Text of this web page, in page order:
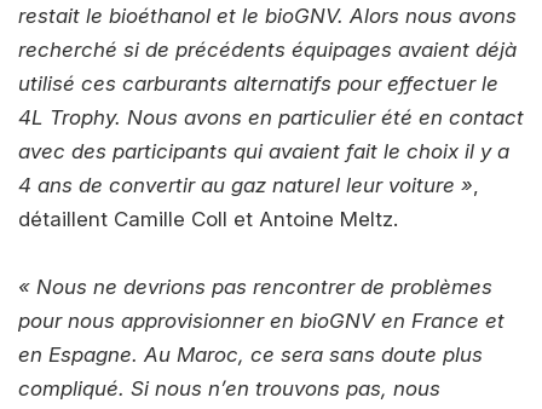
restait le bioéthanol et le bioGNV. Alors nous avons
recherché si de précédents équipages avaient déjà
utilisé ces carburants alternatifs pour effectuer le
4L Trophy. Nous avons en particulier été en contact
avec des participants qui avaient fait le choix il y a
4 ans de convertir au gaz naturel leur voiture »,
détaillent Camille Coll et Antoine Meltz.
« Nous ne devrions pas rencontrer de problèmes
pour nous approvisionner en bioGNV en France et
en Espagne. Au Maroc, ce sera sans doute plus
compliqué. Si nous n’en trouvons pas, nous